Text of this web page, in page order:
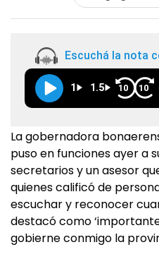
Escuchá la nota
1 1.5 10 10
La gobernadora
puso en funciones ayer a
secretarios y un asesor
quienes calificó de
escuchar y reconocer
destacó como
gobierne conmigo la